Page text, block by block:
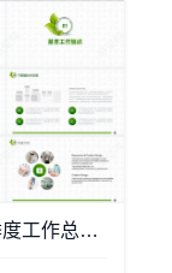
医院年度季度工作总结报告通用PPT模板设计